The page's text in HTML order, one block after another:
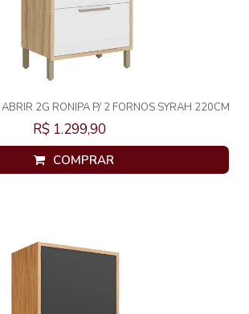
ABRIR 2G RONIPA P/ 2 FORNOS SYRAH 220CM
AMENDOA/BRANCO
R$ 1.299,90
COMPRAR